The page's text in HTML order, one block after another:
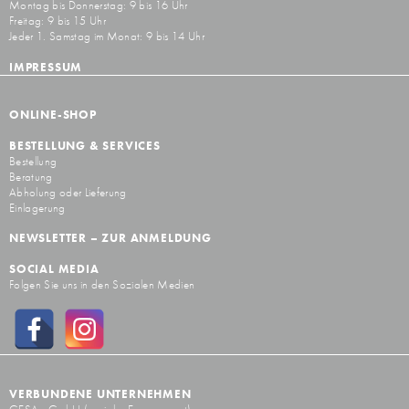
Montag bis Donnerstag: 9 bis 16 Uhr
Freitag: 9 bis 15 Uhr
Jeder 1. Samstag im Monat: 9 bis 14 Uhr
IMPRESSUM
ONLINE-SHOP
BESTELLUNG & SERVICES
Bestellung
Beratung
Abholung oder Lieferung
Einlagerung
NEWSLETTER – ZUR ANMELDUNG
SOCIAL MEDIA
Folgen Sie uns in den Sozialen Medien
VERBUNDENE UNTERNEHMEN